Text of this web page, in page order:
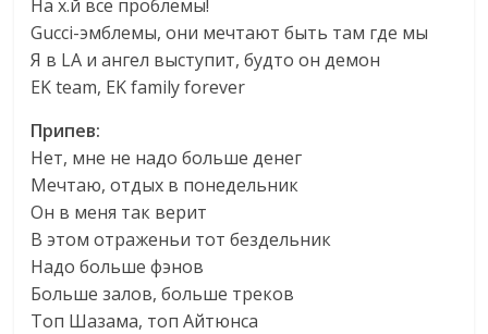
На х.й все проблемы!
Gucci-эмблемы, они мечтают быть там где мы
Я в LA и ангел выступит, будто он демон
EK team, EK family forever
Припев:
Нет, мне не надо больше денег
Мечтаю, отдых в понедельник
Он в меня так верит
В этом отраженьи тот бездельник
Надо больше фэнов
Больше залов, больше треков
Топ Шазама, топ Айтюнса